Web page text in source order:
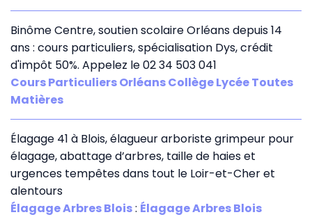
Binôme Centre, soutien scolaire Orléans depuis 14
ans : cours particuliers, spécialisation Dys, crédit
d'impôt 50%. Appelez le 02 34 503 041
Cours Particuliers Orléans Collège Lycée Toutes
Matières
Élagage 41 à Blois, élagueur arboriste grimpeur pour
élagage, abattage d’arbres, taille de haies et
urgences tempêtes dans tout le Loir-et-Cher et
alentours
Élagage Arbres Blois: Élagage Arbres Blois